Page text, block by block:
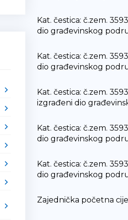
Kat. čestica: č.zem.
dio građevinskog
Kat. čestica: č.zem.
dio građevinskog
Kat. čestica: č.zem.
izgrađeni dio
Kat. čestica: č.zem.
dio građevinskog
Kat. čestica: č.zem.
dio građevinskog
Zajednička početna